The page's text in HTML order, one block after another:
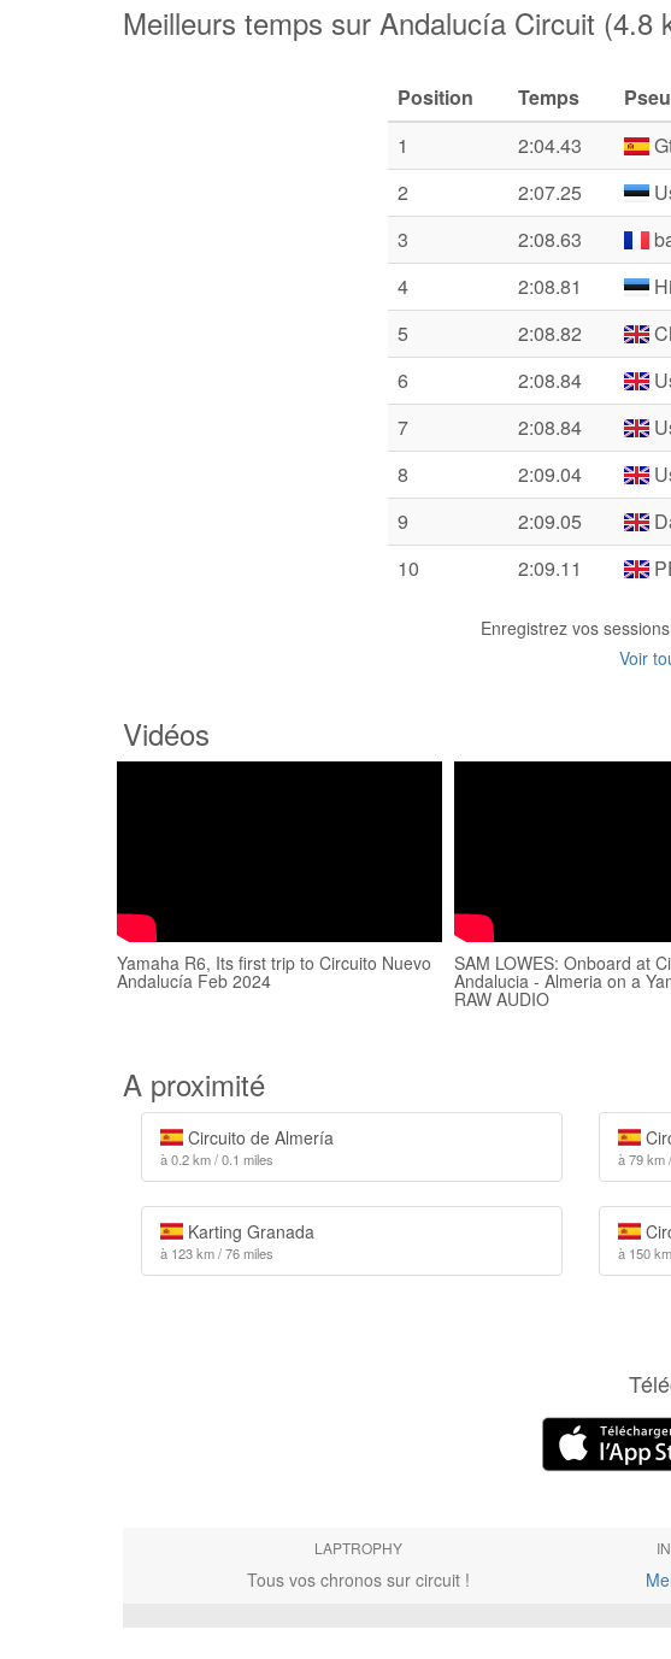
Meilleurs temps sur Andalucía Circuit (4.8
Position Temps
1
2:04.43
2
2:07.25
3
2:08.63
4
2:08.81
5
2:08.82
6
2:08.84
7
2:08.84
8
2:09.04
9
2:09.05
10
2:09.11
Enregistrez vos
Voir
Vidéos
Yamaha R6, Its first trip to Circuito Nuevo
Andalucía Feb 2024
SAM LOWES: Onboard at
Andalucia - Almeria on a
RAW AUDIO
A proximité
Circuito de Almería
à 0.2 km / 0.1 miles à 79 km
Karting Granada
à 123 km / 76 miles à 150
LAPTROPHY
Tous vos chronos sur circuit !